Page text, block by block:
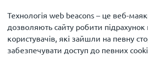
Технологія web beacons – це веб-
дозволяють сайту робити підрахунок
користувачів, які зайшли на певну
забезпечувати доступ до певних